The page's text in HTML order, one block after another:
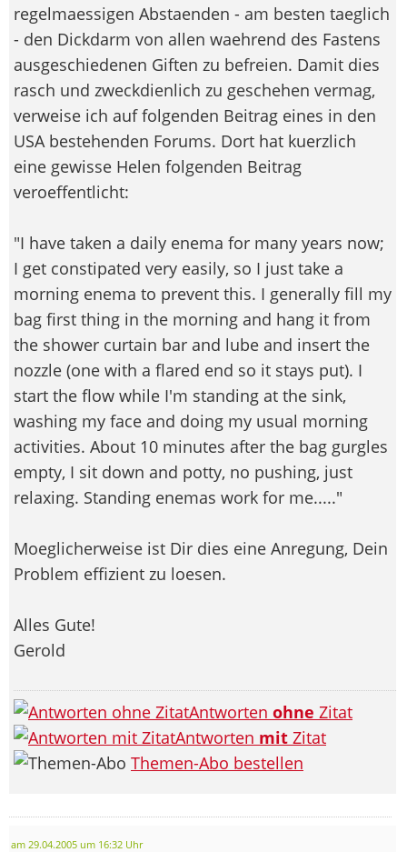
regelmaessigen Abstaenden - am besten taeglich
- den Dickdarm von allen waehrend des Fastens
ausgeschiedenen Giften zu befreien. Damit dies
rasch und zweckdienlich zu geschehen vermag,
verweise ich auf folgenden Beitrag eines in den
USA bestehenden Forums. Dort hat kuerzlich
eine gewisse Helen folgenden Beitrag
veroeffentlicht:
"I have taken a daily enema for many years now;
I get constipated very easily, so I just take a
morning enema to prevent this. I generally fill my
bag first thing in the morning and hang it from
the shower curtain bar and lube and insert the
nozzle (one with a flared end so it stays put). I
start the flow while I'm standing at the sink,
washing my face and doing my usual morning
activities. About 10 minutes after the bag gurgles
empty, I sit down and potty, no pushing, just
relaxing. Standing enemas work for me....."
Moeglicherweise ist Dir dies eine Anregung, Dein
Problem effizient zu loesen.
Alles Gute!
Gerold
Antworten ohne Zitat
Antworten mit Zitat
Themen-Abo bestellen
am 29.04.2005 um 16:32 Uhr